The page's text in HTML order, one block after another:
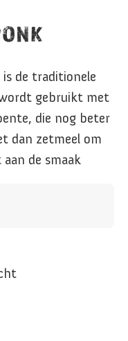
de traditionele
gebruikt met
die nog beter
dan zetmeel om
de smaak